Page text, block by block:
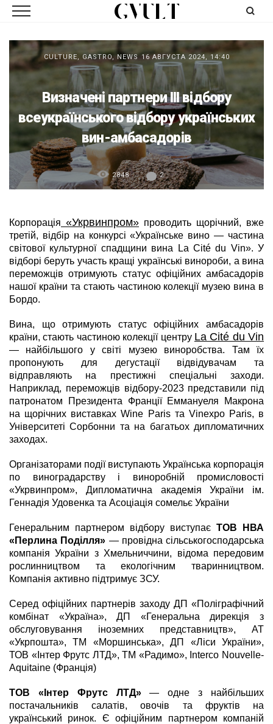
CULTURE, GASTRO, NEWS 16 АВГУСТА 2024, 14:40
Визначені партнери ІІІ відбору
всеукраїнського відбору українських
вин-амбасадорів
2848 2
Корпорація «Укрвинпром» проводить щорічний, вже
третій, відбір на конкурсі «Українське вино — частина
світової культурної спадщини вина La Cité du Vin». У
відборі беруть участь кращі українські винороби, а вина
переможців отримують статус офіційних амбасадорів
нашої країни та стають частиною колекції музею вина в
Бордо.
Вина, що отримують статус офіційних амбасадорів
країни, стають частиною колекції центру La Cité du Vin
— найбільшого у світі музею виноробства. Там їх
пропонують для дегустації відвідувачам та
відправляють на престижні спеціальні заходи.
Наприклад, переможців відбору-2023 представили під
патронатом Президента Франції Еммануеля Макрона
на щорічних виставках Wine Paris та Vinexpo Paris, в
Університеті Сорбонни та на багатьох дипломатичних
заходах.
Організаторами події виступають Українська корпорація
по виноградарству і виноробній промисловості
«Укрвинпром», Дипломатична академія України ім.
Геннадія Удовенка та Асоціація сомельє України
Генеральним партнером відбору виступає ТОВ НВА
«Перлина Поділля» — провідна сільськогосподарська
компанія України з Хмельниччини, відома передовим
рослинництвом та екологічним тваринництвом.
Компанія активно підтримує ЗСУ.
Серед офіційних партнерів заходу ДП «Поліграфічний
комбінат «Україна», ДП «Генеральна дирекція з
обслуговування іноземних представництв», АТ
«Укрпошта», ТМ «Моршинська», ДП «Ліси України»,
ТОВ «Інтер Фрутс ЛТД», ТМ «Радимо», Interco Nouvelle-
Aquitaine (Франція)
ТОВ «Інтер Фрутс ЛТД»— одне з найбільших
постачальників салатів, овочів та фруктів на
український ринок. Є офіційним партнером компаній